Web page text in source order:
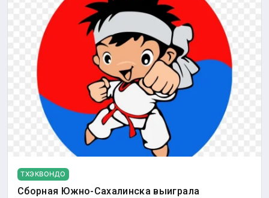
ТХЭКВОНДО
Сборная Южно-Сахалинска выиграла